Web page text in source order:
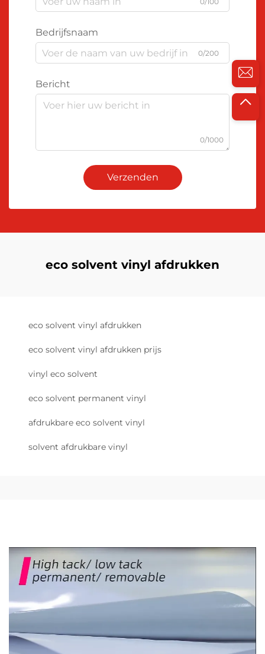
Bedrijfsnaam
0/200
Bericht
0/1000
Verzenden
eco solvent vinyl afdrukken
eco solvent vinyl afdrukken
eco solvent vinyl afdrukken prijs
vinyl eco solvent
eco solvent permanent vinyl
afdrukbare eco solvent vinyl
solvent afdrukbare vinyl